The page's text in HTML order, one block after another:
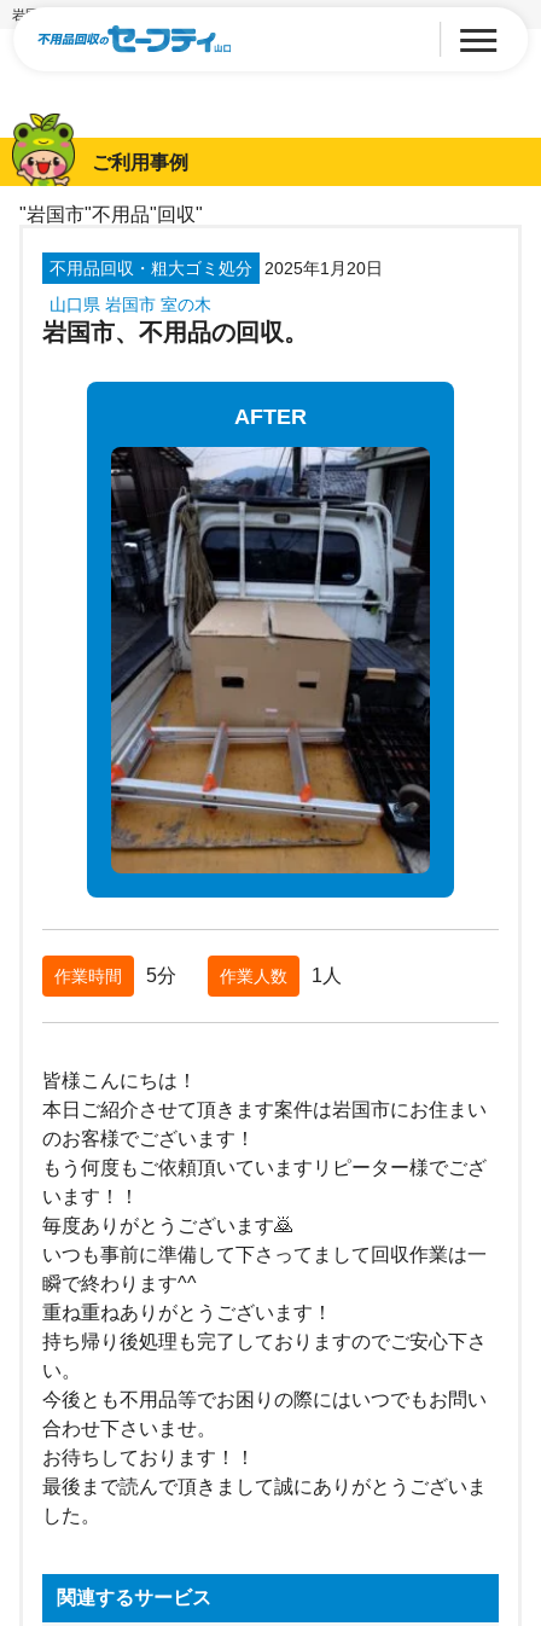
岩国市、不用品の回収。
ご利用事例
"岩国市"不用品"回収"
不用品回収・粗大ゴミ処分
2025年1月20日
山口県 岩国市 室の木
岩国市、不用品の回収。
AFTER
作業時間 5分 作業人数 1人
皆様こんにちは！
本日ご紹介させて頂きます案件は岩国市にお住まい
のお客様でございます！
もう何度もご依頼頂いていますリピーター様でござ
います！！
毎度ありがとうございます🙇
いつも事前に準備して下さってまして回収作業は一
瞬で終わります^^
重ね重ねありがとうございます！
持ち帰り後処理も完了しておりますのでご安心下さ
い。
今後とも不用品等でお困りの際にはいつでもお問い
合わせ下さいませ。
お待ちしております！！
最後まで読んで頂きまして誠にありがとうございま
した。
関連するサービス